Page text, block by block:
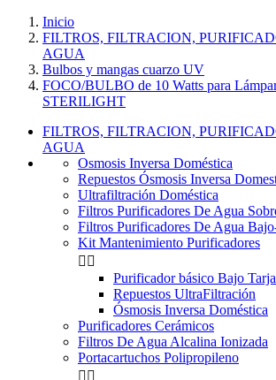
Inicio
FILTROS, FILTRACION,
AGUA
Bulbos y mangas cuarzo UV
FOCO/BULBO de 10 Watts para
STERILIGHT
FILTROS, FILTRACION,
AGUA
Osmosis Inversa Doméstica
Repuestos Ósmosis Inversa
Ultrafiltración Doméstica
Filtros Purificadores De Agua
Filtros Purificadores De Agua
Kit Mantenimiento Purificadores
 
Purificador básico Bajo Tarja
Repuestos UltraFiltración
Ósmosis Inversa Doméstica
Purificadores Cerámicos
Filtros De Agua Alcalina Ionizada
Portacartuchos Polipropileno
 